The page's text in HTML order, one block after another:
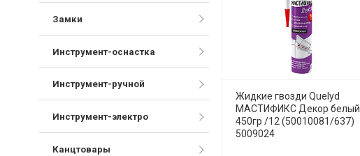
Жидкие гвозди Quelyd
МАСТИФИКС Декор белый
450гр /12 (50010081/637)
5009024
Замки
Инструмент-оснастка
Инструмент-ручной
Инструмент-электро
Канцтовары